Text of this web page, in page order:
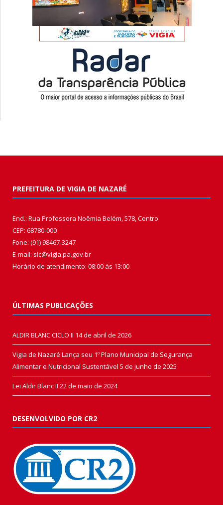
PREFEITURA DE VIGIA DE NAZARÉ
End.: Rua Professora Noêmia Belém, 578, Centro
CEP: 68780-000
Fone: (91) 98467-3247
E-mail: sic@vigia.pa.gov.br
Horário de atendimento: 08:00 às 13:00
ÚLTIMAS PUBLICAÇÕES
ALDIR BLANC CICLO II 14 de abril de 2026
Vigia de Nazaré Lança seu 1º Plano Municipal de Segurança
Alimentar e Nutricional Sustentável 5 de junho de 2025
Lei Aldir Blanc II 22 de maio de 2024
DESENVOLVIDO POR CR2